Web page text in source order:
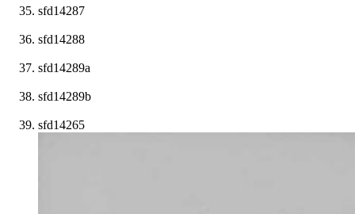
sfd14287
sfd14288
sfd14289a
sfd14289b
sfd14265